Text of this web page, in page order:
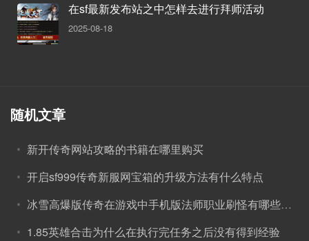
在sf最新发布站之中怎样去进行拜师活动
2025-08-18
随机文章
新开传奇网站攻略的书籍在哪里购买
开启sf999传奇新服网宝箱的升级方法有什么特点
冰雪高爆版传奇在游戏中手机版法师职业刷怪有哪些技巧呢！
1.85英雄合击为什么在执行完任务之后没有得到经验